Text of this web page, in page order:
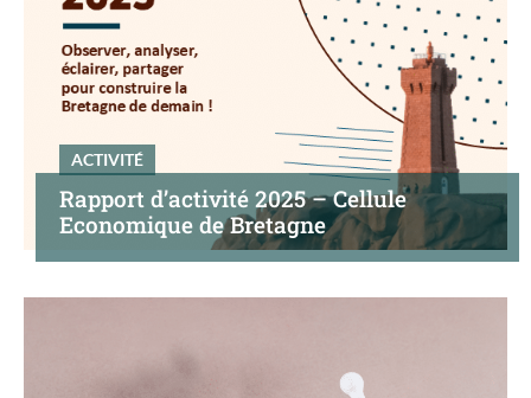
ACTIVITÉ
Rapport d’activité 2025 – Cellule
Economique de Bretagne